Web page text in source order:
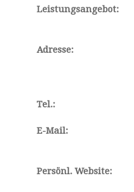
Leistungsangebot:
Adresse:
Tel.:
E-Mail:
Persönl. Website: